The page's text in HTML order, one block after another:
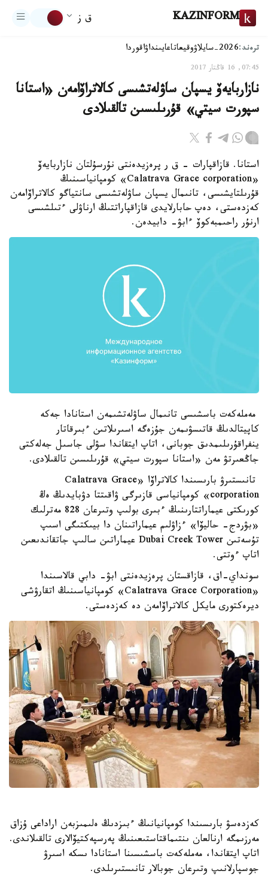
KAZINFORM ق ز
ترەند:2026-سايلاۋ وقيعاتاعايىنداۋاقوردا
07:45, 16 قاڭتار 2017
نازاربايەۆ يسپان ساۋلەتشىسى كالاتراۆامەن «استانا
سپورت سيتي» قۇرىلىسىن تالقىلادى
استانا. قازاقپارات - ق ر پرەزيدەنتى نۇرسۇلتان نازاربايەۆ
«Calatrava Grace corporation» كومپانياسىنىڭ
قۇرىلتايشىسى، تانىمال يسپان ساۋلەتشىسى سانتياگو كالاتراۆامەن
كەزدەستى، دەپ حابارلايدى قازاقپاراتتىڭ ارناۋلى ءتىلشىسى
ارنۇر راحىمبەكوۆ ءابۋ- دابيدەن.
مەملەكەت باسشىسى تانىمال ساۋلەتشىمەن استانادا جەكە
كاپيتالدىڭ قاتىسۋىمەن جۇزەگە اسىرىلاتىن ءبىرقاتار
ينفراقۇرىلىمدىق جوبانى، اتاپ ايتقاندا سۋلى جاسىل جەلەكتى
جاڭعىرتۋ مەن «استانا سپورت سيتي» قۇرىلىسىن تالقىلادى.
تانىستىرۋ بارىسىندا كالاتراۆا «Calatrava Grace
corporation» كومپانياسى قازىرگى ۋاقىتتا دۋبايدىڭ ەڭ
كورىكتى عيماراتتارىنىڭ ءبىرى بولىپ وتىرعان 828 مەترلىك
«بۋردج- حاليۆا» ءزاۋلىم عيماراتىنان دا بيىكتىگى اسىپ
تۇسەتىن Dubai Creek Tower عيماراتىن سالىپ جاتقاندىعىن
اتاپ ءوتتى.
سونداي-اق، قازاقستان پرەزيدەنتى ابۋ- دابي قالاسىندا
«Calatrava Grace Corporation» كومپانياسىنىڭ اتقارۋشى
ديرەكتورى مايكل كالاتراۆامەن دە كەزدەستى.
كەزدەسۋ بارىسىندا كومپانيانىڭ ءبىزدىڭ ەلىمىزبەن اراداعى ۇزاق
مەرزىمگە ارنالعان ىنتىماقتاستىعىنىڭ پەرسپەكتيۆالارى تالقىلاندى.
اتاپ ايتقاندا، مەملەكەت باسشىسىنا استانادا ىسكە اسىرۋ
جوسپارلانىپ وتىرعان جوبالار تانىستىرىلدى.